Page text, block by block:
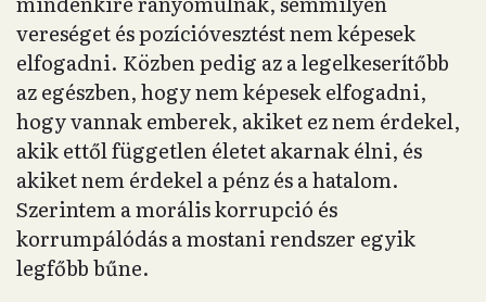
vereséget és pozícióvesztést nem képesek
elfogadni. Közben pedig az a legelkeserítőbb
az egészben, hogy nem képesek elfogadni,
hogy vannak emberek, akiket ez nem érdekel,
akik ettől független életet akarnak élni, és
akiket nem érdekel a pénz és a hatalom.
Szerintem a morális korrupció és
korrumpálódás a mostani rendszer egyik
legfőbb bűne.